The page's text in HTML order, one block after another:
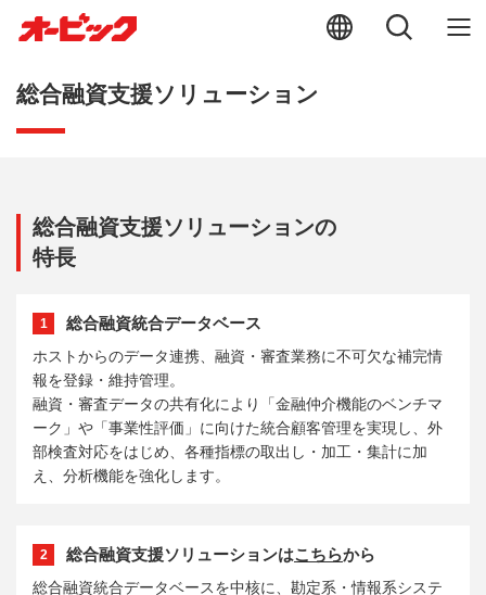
総合融資支援ソリューション
総合融資支援ソリューションの
特長
1 総合融資統合データベース
ホストからのデータ連携、融資・審査業務に不可欠な補完情
報を登録・維持管理。
融資・審査データの共有化により「金融仲介機能のベンチマ
ーク」や「事業性評価」に向けた統合顧客管理を実現し、外
部検査対応をはじめ、各種指標の取出し・加工・集計に加
え、分析機能を強化します。
2 総合融資支援ソリューションはこちらから
総合融資統合データベースを中核に、勘定系・情報系システ